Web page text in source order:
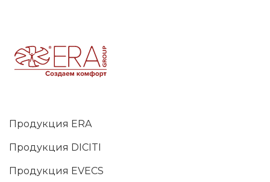
Продукция ERA
Продукция DICITI
Продукция EVECS